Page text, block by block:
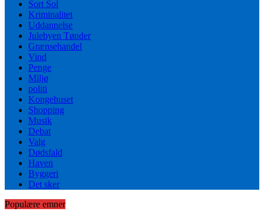
Sort Sol
Kriminalitet
Uddannelse
Julebyen Tønder
Grænsehandel
Vind
Penge
Miljø
politi
Kongehuset
Shopping
Musik
Debat
Valg
Dødsfald
Haven
Byggeri
Det sker
Populære emner